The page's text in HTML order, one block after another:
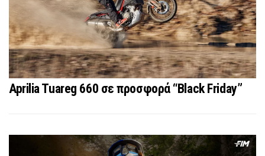
Aprilia Tuareg 660 σε προσφορά “Black Friday”